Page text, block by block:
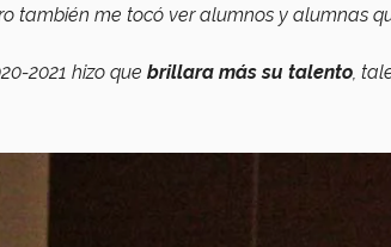
también me tocó ver alumnos y alumnas
2021 hizo que brillara más su talento,